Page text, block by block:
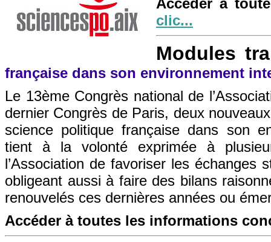
Accéder à
clic...
Modules
française dans son environnement
Le 13ème Congrès national de
dernier Congrès de Paris, deux
science politique française dans son
tient à la volonté exprimée à
l’Association de favoriser les échanges
obligeant aussi à faire des bilans
renouvelés ces dernières années ou
Accéder à toutes les informations